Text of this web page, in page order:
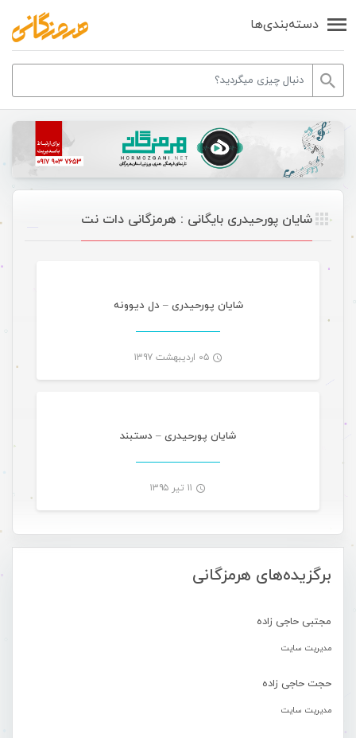
دسته‌بندی‌ها
برگزیده‌های هرمزگانی
مجتبی حاجی زاده
مدیریت سایت
حجت حاجی زاده
مدیریت سایت
شایان پورحیدری بایگانی : هرمزگانی دات نت
شایان پورحیدری – دل دیوونه
۰۵ اردیبهشت ۱۳۹۷
شایان پورحیدری – دستبند
۱۱ تیر ۱۳۹۵